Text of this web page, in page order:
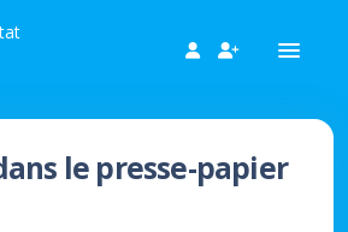
le presse-papier